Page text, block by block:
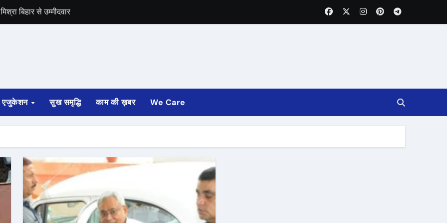
बिहार से उम्मीदवार
एजुकेशन सुख समृद्धि काम की ख़बर We Care